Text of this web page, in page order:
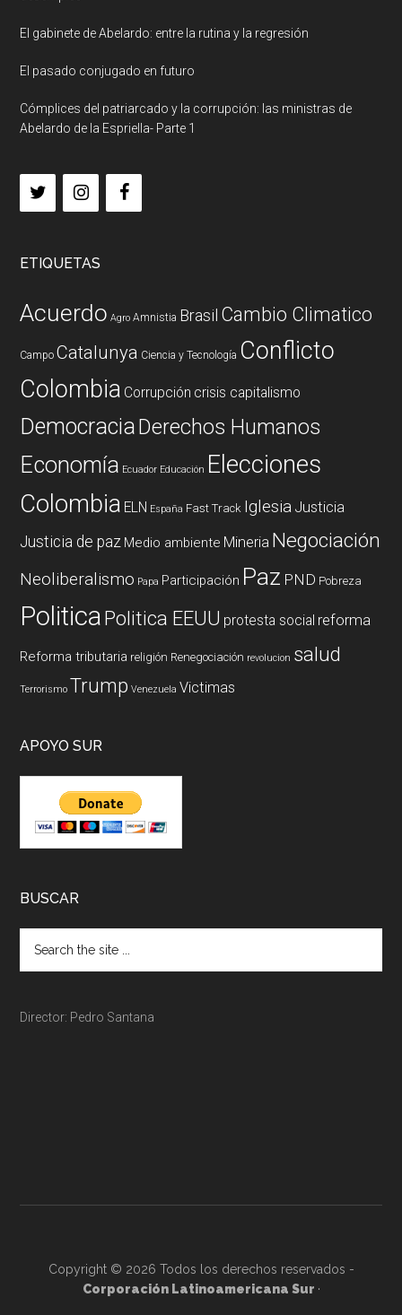
El gabinete de Abelardo: entre la rutina y la regresión
El pasado conjugado en futuro
Cómplices del patriarcado y la corrupción: las ministras de
Abelardo de la Espriella- Parte 1
ETIQUETAS
Acuerdo Agro Amnistia Brasil Cambio Climatico
Campo Catalunya Ciencia y Tecnología Conflicto
Colombia Corrupción crisis capitalismo
DemocraciaDerechos Humanos
Economía Ecuador Educación Elecciones
Colombia ELN España Fast Track Iglesia Justicia
Justicia de paz Medio ambiente Mineria Negociación
Neoliberalismo Papa Participación Paz PND Pobreza
PoliticaPolitica EEUU protesta social reforma
Reforma tributaria religión Renegociación revolucion salud
Terrorismo Trump Venezuela Victimas
APOYO SUR
BUSCAR
Director: Pedro Santana
Copyright © 2026 Todos los derechos reservados -
Corporación Latinoamericana Sur ·